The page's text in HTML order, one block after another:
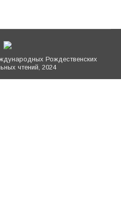
Рождественских
чтений, 2024